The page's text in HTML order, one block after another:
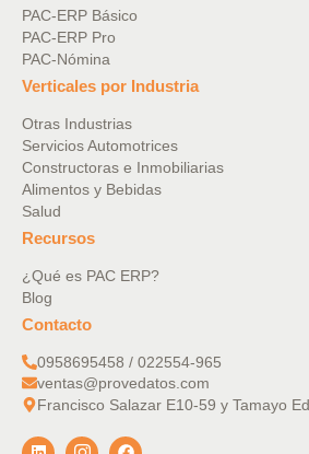
PAC-ERP Básico
PAC-ERP Pro
PAC-Nómina
Verticales por Industria
Otras Industrias
Servicios Automotrices
Constructoras e Inmobiliarias
Alimentos y Bebidas
Salud
Recursos
¿Qué es PAC ERP?
Blog
Contacto
0958695458 / 022554-965
ventas@provedatos.com
Francisco Salazar E10-59 y Tamayo